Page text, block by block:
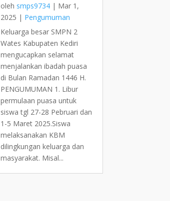
oleh smps9734 | Mar 1,
2025 | Pengumuman
Keluarga besar SMPN 2
Wates Kabupaten Kediri
mengucapkan selamat
menjalankan ibadah puasa
di Bulan Ramadan 1446 H.
PENGUMUMAN 1. Libur
permulaan puasa untuk
siswa tgl 27-28 Pebruari dan
1-5 Maret 2025.Siswa
melaksanakan KBM
dilingkungan keluarga dan
masyarakat. Misal...